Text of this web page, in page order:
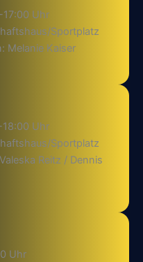
Uhr
Sportplatz
Melanie Kaiser
Uhr
Sportplatz
Reitz / Dennis
Uhr